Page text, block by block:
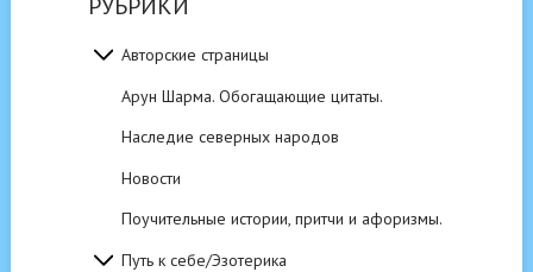
РУБРИКИ
Авторские страницы
Арун Шарма. Обогащающие цитаты.
Наследие северных народов
Новости
Поучительные истории, притчи и афоризмы.
Путь к себе/Эзотерика